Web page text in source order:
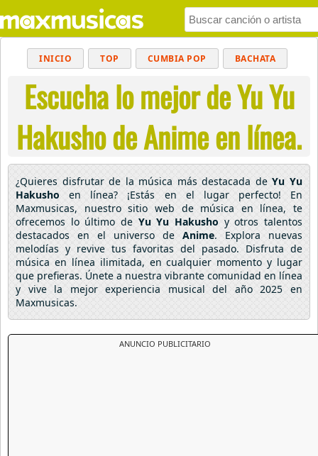
INICIO TOP CUMBIA POP BACHATA
MUSICA CRISTIANA REGGAETON
BALADAS ALTERNATIVO ELECTRÓNICA
CUMBIAS
Escucha lo mejor de Yu Yu
Hakusho de Anime en línea.
¿Quieres disfrutar de la música más destacada deYu Yu
Hakusho en línea? ¡Estás en el lugar perfecto! En
Maxmusicas, nuestro sitio web de música en línea, te
ofrecemos lo último de Yu Yu Hakusho y otros talentos
destacados en el universo de Anime. Explora nuevas
melodías y revive tus favoritas del pasado. Disfruta de
música en línea ilimitada, en cualquier momento y lugar
que prefieras. Únete a nuestra vibrante comunidad en línea
y vive la mejor experiencia musical del año 2025 en
Maxmusicas.
ANUNCIO PUBLICITARIO